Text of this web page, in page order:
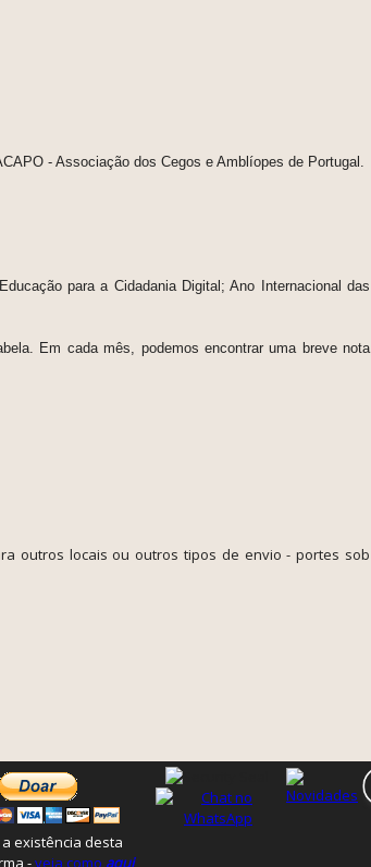
- Associação dos Cegos e Amblíopes de Portugal.
para a Cidadania Digital; Ano Internacional das
Em cada mês, podemos encontrar uma breve nota
outros locais ou outros tipos de envio - portes sob
existência desta
-veja como aqui